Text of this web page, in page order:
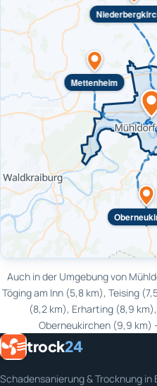
Mettenheim
Auch in der Umgebung von
Töging am Inn (5,8 km), Teising
(8,2 km), Erharting (8,9
Oberneukirchen (9,9 km)
trock24
Schadensanierung & Trocknung in